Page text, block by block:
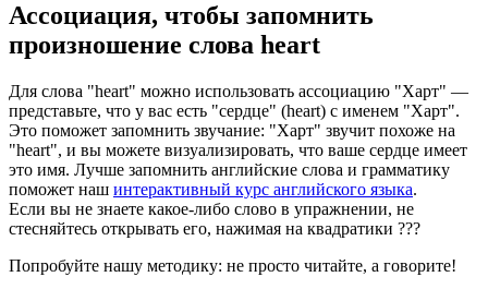
Ассоциация, чтобы запомнить
произношение слова heart
Для слова "heart" можно использовать ассоциацию "Харт" —
представьте, что у вас есть "сердце" (heart) с именем "Харт".
Это поможет запомнить звучание: "Харт" звучит похоже на
"heart", и вы можете визуализировать, что ваше сердце имеет
это имя. Лучше запомнить английские слова и грамматику
поможет наш интерактивный курс английского языка.
Если вы не знаете какое-либо слово в упражнении, не
стесняйтесь открывать его, нажимая на квадратики ???
Попробуйте нашу методику: не просто читайте, а говорите!